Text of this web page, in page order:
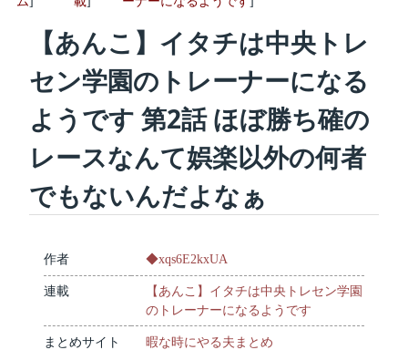
【あんこ】イタチは中央トレ
セン学園のトレーナーになる
ようです 第2話 ほぼ勝ち確の
レースなんて娯楽以外の何者
でもないんだよなぁ
作者 ◆xqs6E2kxUA
連載
【あんこ】イタチは中央トレセン学園
のトレーナーになるようです
まとめサイト 暇な時にやる夫まとめ